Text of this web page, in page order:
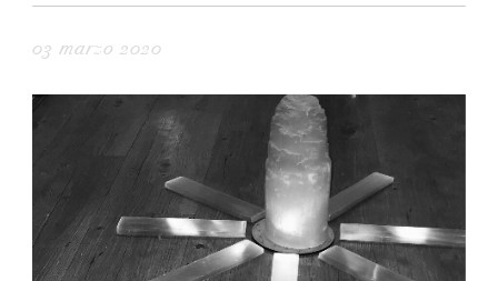
03 marzo 2020